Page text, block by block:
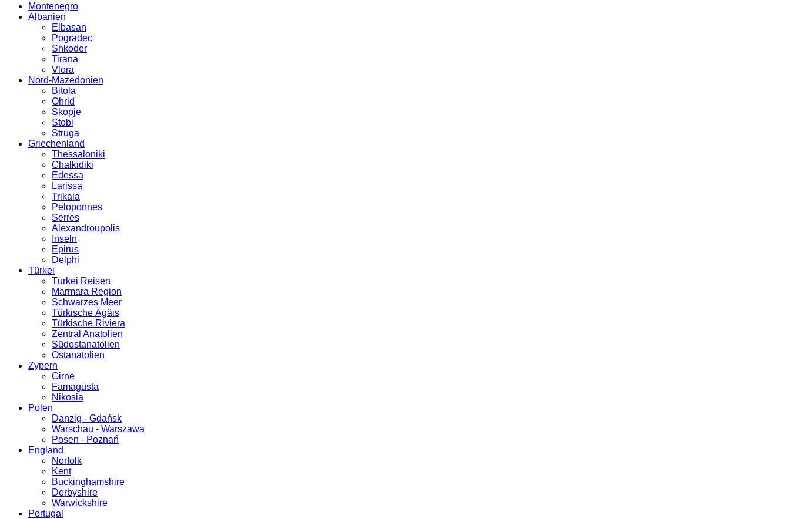
Montenegro
Albanien
Elbasan
Pogradec
Shkoder
Tirana
Vlora
Nord-Mazedonien
Bitola
Ohrid
Skopje
Stobi
Struga
Griechenland
Thessaloniki
Chalkidiki
Edessa
Larissa
Trikala
Peloponnes
Serres
Alexandroupolis
Inseln
Epirus
Delphi
Türkei
Türkei Reisen
Marmara Region
Schwarzes Meer
Türkische Ägäis
Türkische Riviera
Zentral Anatolien
Südostanatolien
Ostanatolien
Zypern
Girne
Famagusta
Nikosia
Polen
Danzig - Gdańsk
Warschau - Warszawa
Posen - Poznań
England
Norfolk
Kent
Buckinghamshire
Derbyshire
Warwickshire
Portugal